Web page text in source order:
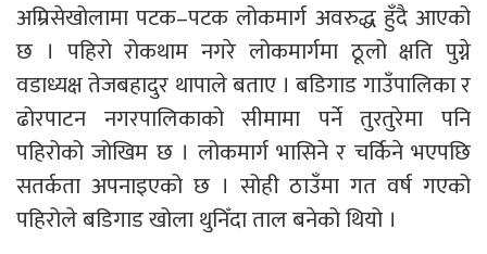
अम्रिसेखोलामा पटक–पटक लोकमार्ग अवरुद्ध हुँदै आएको
छ । पहिरो रोकथाम नगरे लोकमार्गमा ठूलो क्षति पुग्ने
वडाध्यक्ष तेजबहादुर थापाले बताए । बडिगाड गाउँपालिका र
ढोरपाटन नगरपालिकाको सीमामा पर्ने तुरतुरेमा पनि
पहिरोको जोखिम छ । लोकमार्ग भासिने र चर्किने भएपछि
सतर्कता अपनाइएको छ । सोही ठाउँमा गत वर्ष गएको
पहिरोले बडिगाड खोला थुनिँदा ताल बनेको थियो ।